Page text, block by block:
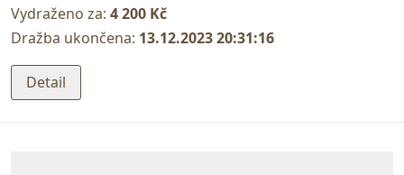
Vydraženo za: 4 200 Kč
Dražba ukončena: 13.12.2023 20:31:16
Detail